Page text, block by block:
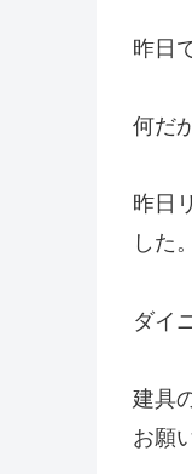
昨日
何だ
昨日
した。
ダイ
建具
お願